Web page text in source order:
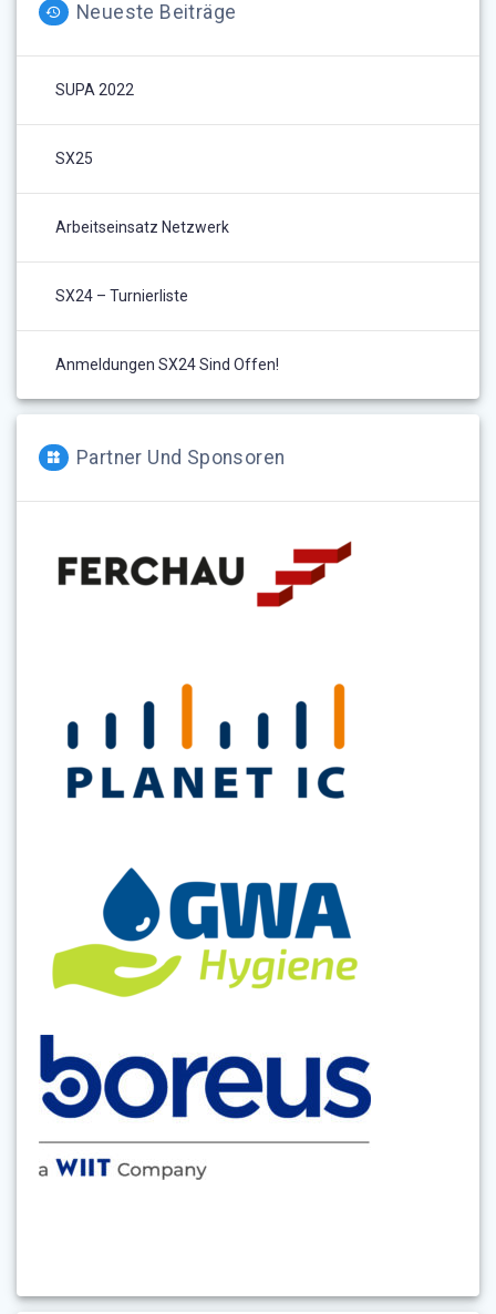
Neueste Beiträge
SUPA 2022
SX25
Arbeitseinsatz Netzwerk
SX24 – Turnierliste
Anmeldungen SX24 Sind Offen!
Partner Und Sponsoren